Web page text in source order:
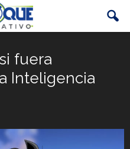
fuera
Inteligencia